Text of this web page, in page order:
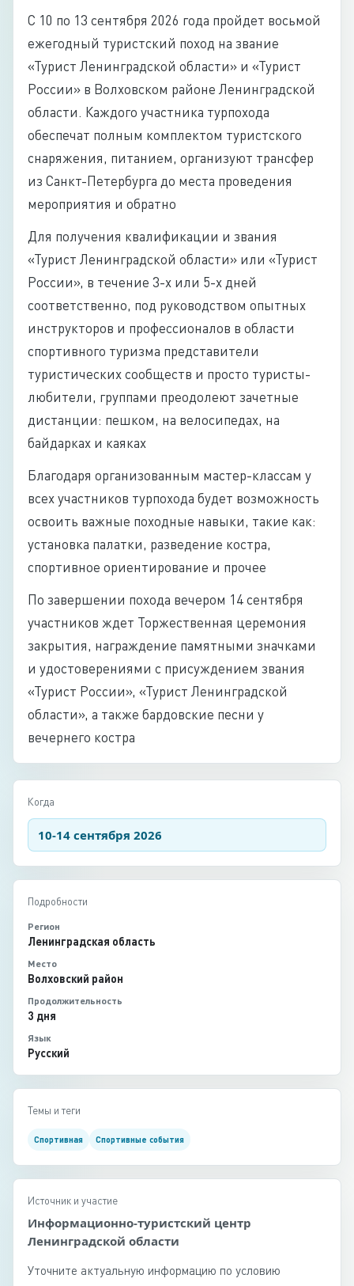
С 10 по 13 сентября 2026 года пройдет восьмой
ежегодный туристский поход на звание
«Турист Ленинградской области» и «Турист
России» в Волховском районе Ленинградской
области. Каждого участника турпохода
обеспечат полным комплектом туристского
снаряжения, питанием, организуют трансфер
из Санкт-Петербурга до места проведения
мероприятия и обратно
Для получения квалификации и звания
«Турист Ленинградской области» или «Турист
России», в течение 3-х или 5-х дней
соответственно, под руководством опытных
инструкторов и профессионалов в области
спортивного туризма представители
туристических сообществ и просто туристы-
любители, группами преодолеют зачетные
дистанции: пешком, на велосипедах, на
байдарках и каяках
Благодаря организованным мастер-классам у
всех участников турпохода будет возможность
освоить важные походные навыки, такие как:
установка палатки, разведение костра,
спортивное ориентирование и прочее
По завершении похода вечером 14 сентября
участников ждет Торжественная церемония
закрытия, награждение памятными значками
и удостоверениями с присуждением звания
«Турист России», «Турист Ленинградской
области», а также бардовские песни у
вечернего костра
Когда
10-14 сентября 2026
Подробности
Регион
Ленинградская область
Место
Волховский район
Продолжительность
3 дня
Язык
Русский
Темы и теги
Спортивная Спортивные события
Источник и участие
Информационно-туристский центр
Ленинградской области
Уточните актуальную информацию по условию